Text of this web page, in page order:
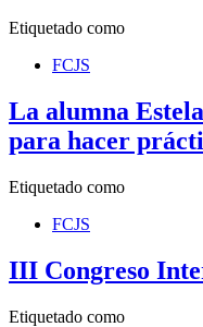
Etiquetado como
FCJS
La alumna
para hacer
Etiquetado como
FCJS
III Congreso
Etiquetado como